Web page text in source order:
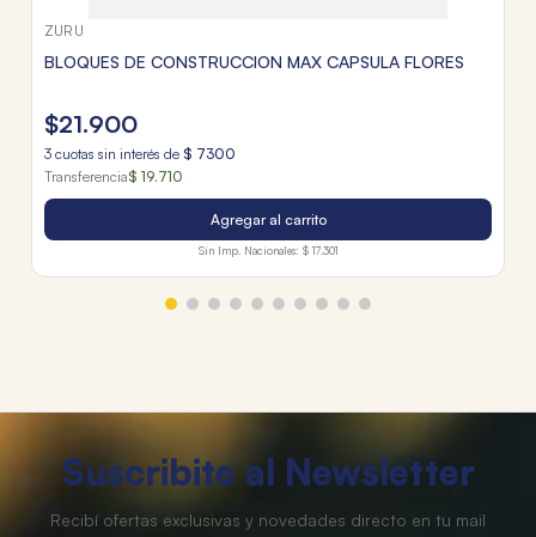
ZURU
BLOQUES DE CONSTRUCCION MAX CAPSULA FLORES
$21.900
3 cuotas sin interés de $ 7300
Transferencia$ 19.710
Agregar al carrito
Sin Imp. Nacionales: $ 17.301
Suscribite al Newsletter